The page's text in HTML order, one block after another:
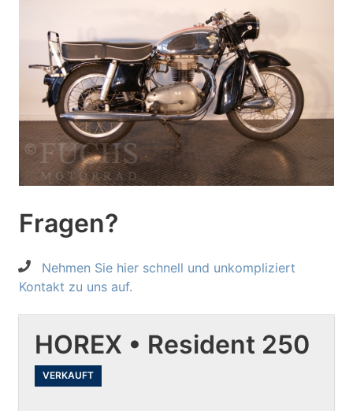
Fragen?
Nehmen Sie hier schnell und unkompliziert
Kontakt zu uns auf.
HOREX • Resident 250
VERKAUFT